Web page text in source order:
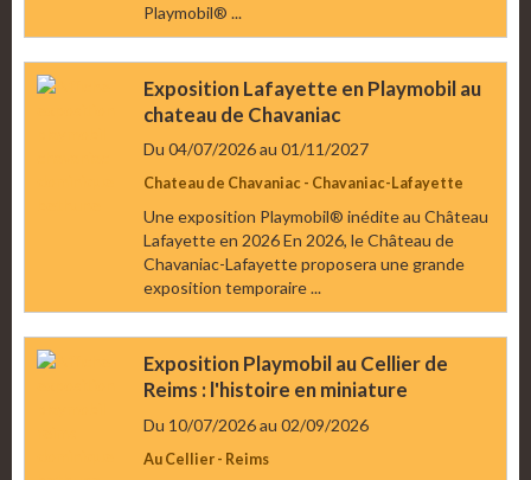
Playmobil® ...
Exposition Lafayette en Playmobil au
chateau de Chavaniac
Du 04/07/2026au 01/11/2027
Chateau de Chavaniac - Chavaniac-Lafayette
Une exposition Playmobil® inédite au Château
Lafayette en 2026 En 2026, le Château de
Chavaniac-Lafayette proposera une grande
exposition temporaire ...
Exposition Playmobil au Cellier de
Reims : l'histoire en miniature
Du 10/07/2026au 02/09/2026
Au Cellier - Reims